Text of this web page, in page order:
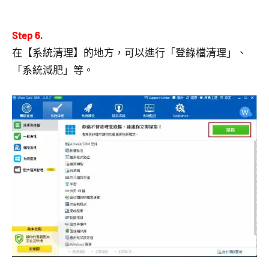
Step 6.
在【系統清理】的地方，可以進行「登錄檔清理」、
「系統減肥」等。